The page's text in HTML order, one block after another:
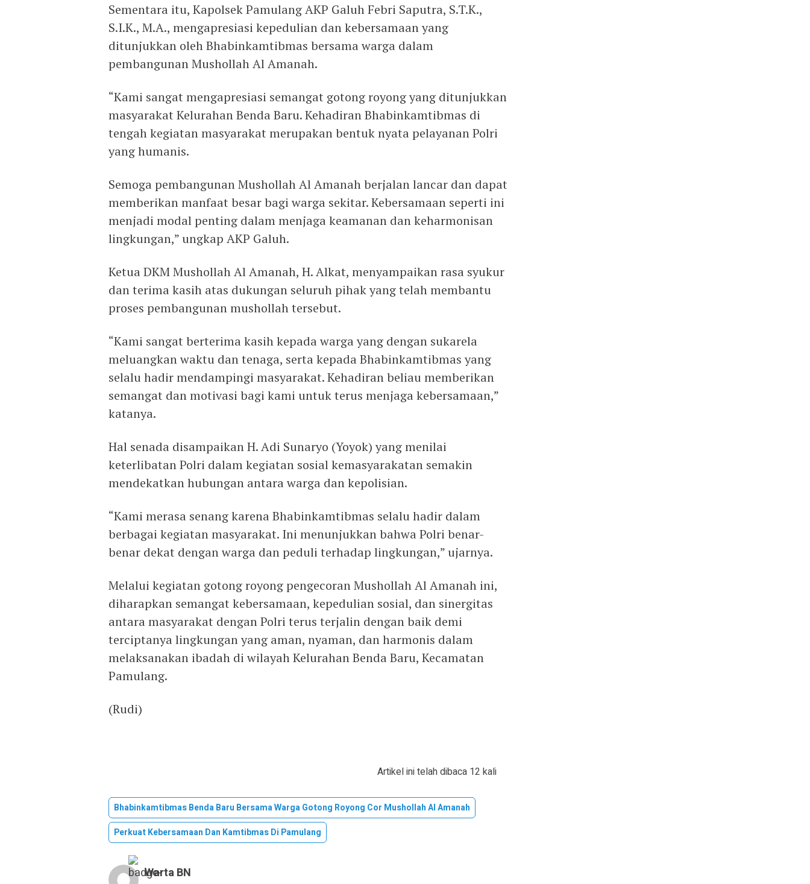
Sementara itu, Kapolsek Pamulang AKP Galuh Febri Saputra, S.T.K.,
S.I.K., M.A., mengapresiasi kepedulian dan kebersamaan yang
ditunjukkan oleh Bhabinkamtibmas bersama warga dalam
pembangunan Mushollah Al Amanah.
“Kami sangat mengapresiasi semangat gotong royong yang ditunjukkan
masyarakat Kelurahan Benda Baru. Kehadiran Bhabinkamtibmas di
tengah kegiatan masyarakat merupakan bentuk nyata pelayanan Polri
yang humanis.
Semoga pembangunan Mushollah Al Amanah berjalan lancar dan dapat
memberikan manfaat besar bagi warga sekitar. Kebersamaan seperti ini
menjadi modal penting dalam menjaga keamanan dan keharmonisan
lingkungan,” ungkap AKP Galuh.
Ketua DKM Mushollah Al Amanah, H. Alkat, menyampaikan rasa syukur
dan terima kasih atas dukungan seluruh pihak yang telah membantu
proses pembangunan mushollah tersebut.
“Kami sangat berterima kasih kepada warga yang dengan sukarela
meluangkan waktu dan tenaga, serta kepada Bhabinkamtibmas yang
selalu hadir mendampingi masyarakat. Kehadiran beliau memberikan
semangat dan motivasi bagi kami untuk terus menjaga kebersamaan,”
katanya.
Hal senada disampaikan H. Adi Sunaryo (Yoyok) yang menilai
keterlibatan Polri dalam kegiatan sosial kemasyarakatan semakin
mendekatkan hubungan antara warga dan kepolisian.
“Kami merasa senang karena Bhabinkamtibmas selalu hadir dalam
berbagai kegiatan masyarakat. Ini menunjukkan bahwa Polri benar-
benar dekat dengan warga dan peduli terhadap lingkungan,” ujarnya.
Melalui kegiatan gotong royong pengecoran Mushollah Al Amanah ini,
diharapkan semangat kebersamaan, kepedulian sosial, dan sinergitas
antara masyarakat dengan Polri terus terjalin dengan baik demi
terciptanya lingkungan yang aman, nyaman, dan harmonis dalam
melaksanakan ibadah di wilayah Kelurahan Benda Baru, Kecamatan
Pamulang.
(Rudi)
Artikel ini telah dibaca 12 kali
Bhabinkamtibmas Benda Baru Bersama Warga Gotong Royong Cor Mushollah Al Amanah
Perkuat Kebersamaan Dan Kamtibmas Di Pamulang
Warta BN